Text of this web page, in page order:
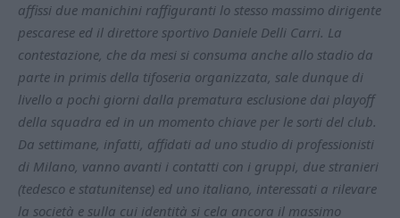
affissi due manichini raffiguranti lo stesso massimo dirigente
pescarese ed il direttore sportivo Daniele Delli Carri. La
contestazione, che da mesi si consuma anche allo stadio da
parte in primis della tifoseria organizzata, sale dunque di
livello a pochi giorni dalla prematura esclusione dai playoff
della squadra ed in un momento chiave per le sorti del club.
Da settimane, infatti, affidati ad uno studio di professionisti
di Milano, vanno avanti i contatti con i gruppi, due stranieri
(tedesco e statunitense) ed uno italiano, interessati a rilevare
la società e sulla cui identità si cela ancora il massimo